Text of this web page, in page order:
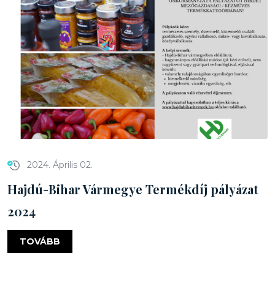
2024. Április 02.
Hajdú-Bihar Vármegye Termékdíj pályázat
2024
TOVÁBB